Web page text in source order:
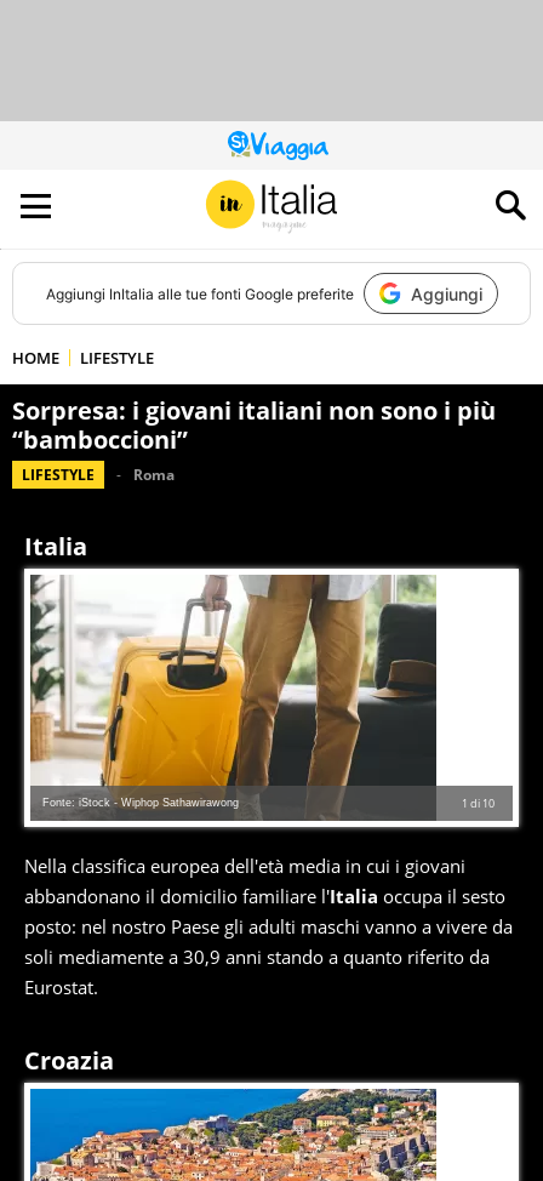
QUESTO
SITO
CONTRIBUISCE
ALL’AUDIENCE
DI
Aggiungi InItalia alle tue fonti Google preferite Aggiungi
HOME LIFESTYLE
Sorpresa: i giovani italiani non sono i più
“bamboccioni”
LIFESTYLE Roma
Italia
1 di 10
Fonte: iStock - Wiphop Sathawirawong
Nella classifica europea dell'età media in cui i giovani
abbandonano il domicilio familiare l'Italia occupa il sesto
posto: nel nostro Paese gli adulti maschi vanno a vivere da
soli mediamente a 30,9 anni stando a quanto riferito da
Eurostat.
Croazia